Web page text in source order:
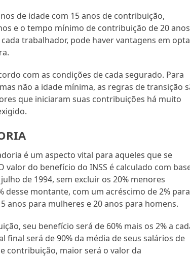
de idade com 15 anos de contribuição,
e o tempo mínimo de contribuição de 20
trabalhador, pode haver vantagens em
com as condições de cada segurado. Para
não a idade mínima, as regras de transição
que iniciaram suas contribuições há muito
é um aspecto vital para aqueles que se
do benefício do INSS é calculado com
de 1994, sem excluir os 20% menores
desse montante, com um acréscimo de 2% para
para mulheres e 20 anos para homens.
seu benefício será de 60% mais os 2% a
final será de 90% da média de seus salários de
contribuição, maior será o valor da